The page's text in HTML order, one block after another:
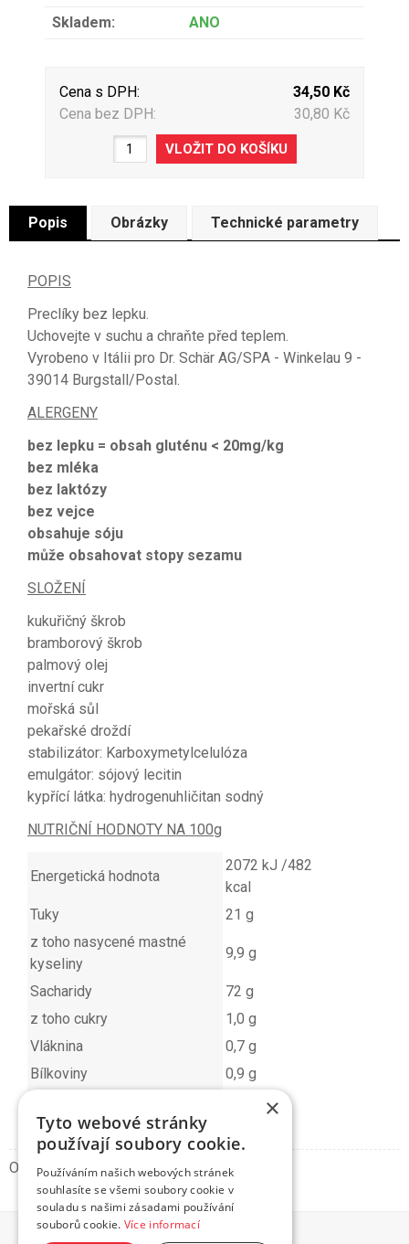
Skladem:
ANO
Cena s DPH:
34,50 Kč
Cena bez DPH:
30,80 Kč
Popis Obrázky Technické parametry
POPIS
Preclíky bez lepku.
Uchovejte v suchu a chraňte před teplem.
Vyrobeno v Itálii pro Dr. Schär AG/SPA - Winkelau 9 -
39014 Burgstall/Postal.
ALERGENY
bez lepku = obsah gluténu < 20mg/kg
bez mléka
bez laktózy
bez vejce
obsahuje sóju
může obsahovat stopy sezamu
SLOŽENÍ
kukuřičný škrob
bramborový škrob
palmový olej
invertní cukr
mořská sůl
pekařské droždí
stabilizátor: Karboxymetylcelulóza
emulgátor: sójový lecitin
kypřící látka: hydrogenuhličitan sodný
NUTRIČNÍ HODNOTY NA 100g
Energetická hodnota
2072 kJ /482
kcal
Tuky
21 g
z toho nasycené mastné
kyseliny
9,9 g
Sacharidy
72 g
z toho cukry
1,0 g
Vláknina
0,7 g
Bílkoviny
0,9 g
Obrázky mají pouze informativní charakter.
© 2026 HIT Jídlo
×
Tyto webové stránky
používají soubory cookie.
Používáním našich webových stránek
souhlasíte se všemi soubory cookie v
souladu s našimi zásadami používání
souborů cookie. Více informací